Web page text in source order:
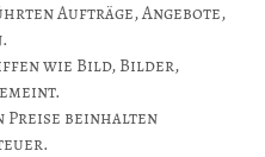
Aufträge, Angebote,
wie Bild, Bilder,
Preise beinhalten